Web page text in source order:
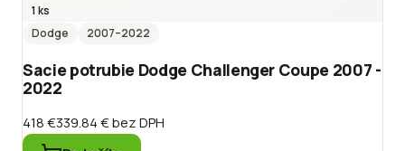
1 ks
Dodge
2007–2022
Sacie potrubie Dodge Challenger Coupe 2007 -
2022
418 €339.84 €bez DPH